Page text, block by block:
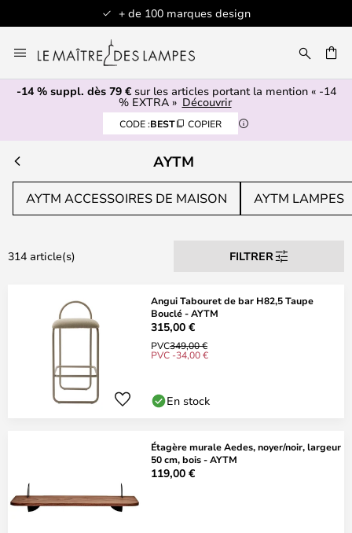
+ de 100 marques design
au
contenu
-14 % suppl. dès 79 €sur les articles portant la mention « -14
% EXTRA » Découvrir
CODE :BEST COPIER
AYTM
AYTM ACCESSOIRES DE MAISON AYTM LAMPES
314 article(s) FILTRER
Angui Tabouret de bar H82,5 Taupe
Bouclé - AYTM
315,00 €
PVC349,00 €
PVC -34,00 €
En stock
Étagère murale Aedes, noyer/noir, largeur
50 cm, bois - AYTM
119,00 €